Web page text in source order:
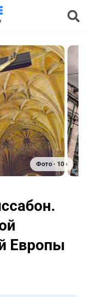
Фото · 10 ›
Европы